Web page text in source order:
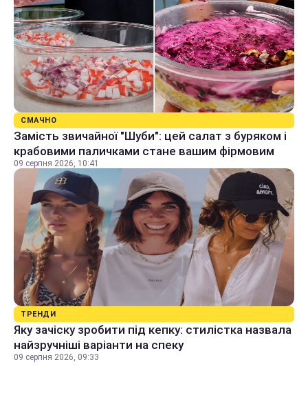
СМАЧНО
Замість звичайної "Шуби": цей салат з буряком і
крабовими паличками стане вашим фірмовим
09 серпня 2026, 10:41
ТРЕНДИ
Яку зачіску зробити під кепку: стилістка назвала
найзручніші варіанти на спеку
09 серпня 2026, 09:33